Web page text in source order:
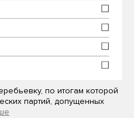
по итогам которой
партий, допущенных